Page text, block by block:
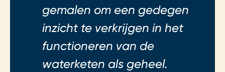
gemalen om een gedegen
inzicht te verkrijgen in het
functioneren van de
waterketen als geheel.